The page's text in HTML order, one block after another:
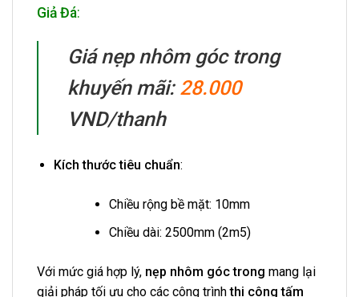
Giả Đá:
Giá nẹp nhôm góc trong
khuyến mãi: 28.000
VND/thanh
Kích thước tiêu chuẩn:
Chiều rộng bề mặt: 10mm
Chiều dài: 2500mm (2m5)
Với mức giá hợp lý, nẹp nhôm góc trong mang lại
giải pháp tối ưu cho các công trìnhthi công tấm